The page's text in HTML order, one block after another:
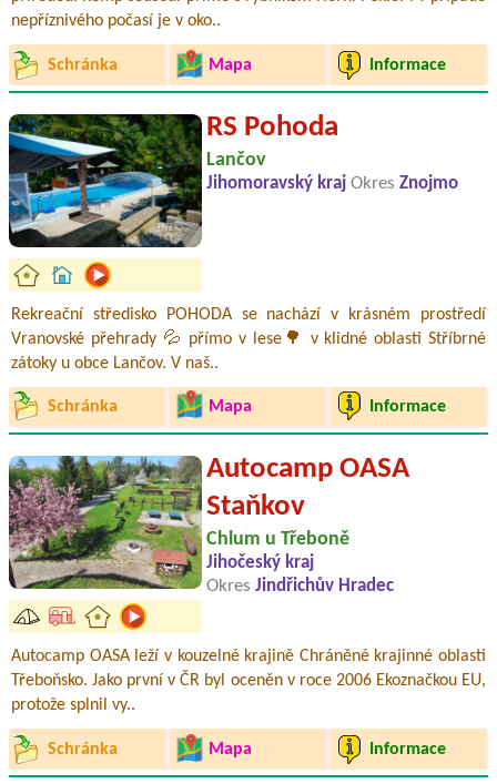
nepříznivého počasí je v oko..
Schránka Mapa Informace
RS Pohoda
Lančov
Jihomoravský kraj Okres Znojmo
Rekreační středisko POHODA se nachází v krásném prostředí
Vranovské přehrady 💦 přímo v lese🌳 v klidné oblasti Stříbrné
zátoky u obce Lančov. V naš..
Schránka Mapa Informace
Autocamp OASA
Staňkov
Chlum u Třeboně
Jihočeský kraj
Okres Jindřichův Hradec
Autocamp OASA leží v kouzelné krajině Chráněné krajinné oblasti
Třeboňsko. Jako první v ČR byl oceněn v roce 2006 Ekoznačkou EU,
protože splnil vy..
Schránka Mapa Informace